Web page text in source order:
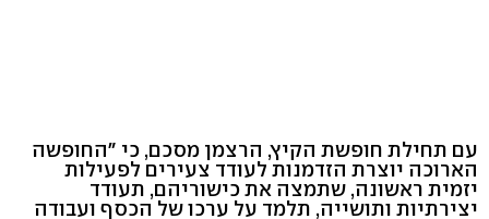
עם תחילת חופשת הקיץ, הרצמן מסכם, כי "החופשה
הארוכה יוצרת הזדמנות לעודד צעירים לפעילות
יזמית ראשונה, שתמצה את כישוריהם, תעודד
יצירתיות ותושייה, תלמד על ערכו של הכסף ועבודה